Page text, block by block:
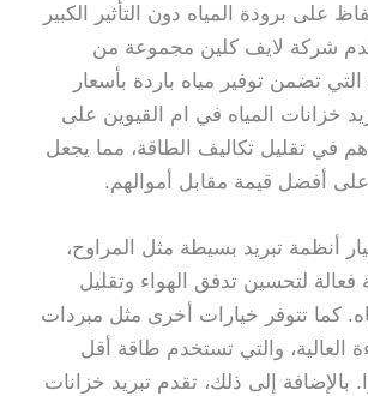
على برودة المياه دون التأثير الكبير
شركة لايف كلين مجموعة من
التي تضمن توفير مياه باردة بأسعار
خزانات المياه في ام القيوين على
في تقليل تكاليف الطاقة، مما يجعل
على أفضل قيمة مقابل أموالهم.
أنظمة تبريد بسيطة مثل المراوح،
فعالة لتحسين تدفق الهواء وتقليل
كما تتوفر خيارات أخرى مثل مبردات
العالية، والتي تستخدم طاقة أقل
بالإضافة إلى ذلك، تقدم تبريد خزانات